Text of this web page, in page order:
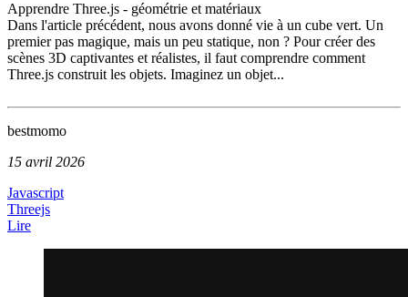
Apprendre Three.js - géométrie et matériaux
Dans l'article précédent, nous avons donné vie à un cube vert. Un
premier pas magique, mais un peu statique, non ? Pour créer des
scènes 3D captivantes et réalistes, il faut comprendre comment
Three.js construit les objets. Imaginez un objet...
bestmomo
15 avril 2026
Javascript
Threejs
Lire